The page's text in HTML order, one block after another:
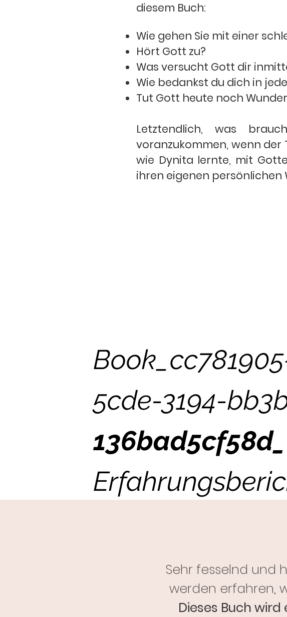
diesem Buch:
Wie gehen Sie mit einer
Hört Gott zu?
Was versucht Gott dir
Wie bedankst du dich in
Tut Gott heute noch
Letztendlich, was
voranzukommen, wenn der
wie Dynita lernte, mit
ihren eigenen persönlichen
Sehr fesselnd und
werden erfahren,
Dieses Buch
5cde-3194-
136bad5cf58d_